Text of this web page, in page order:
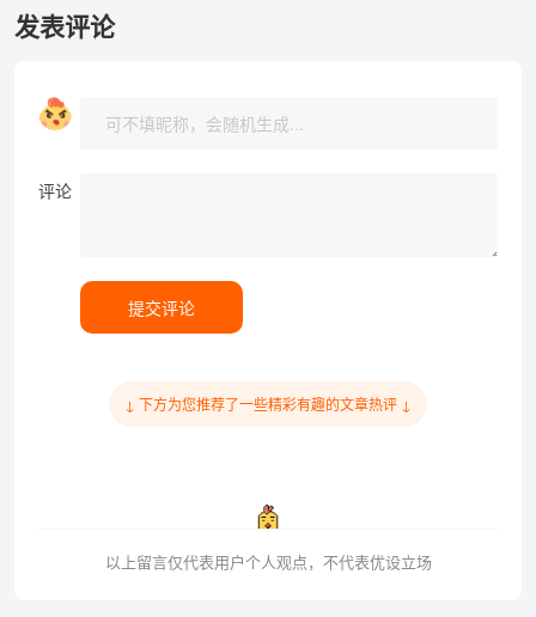
发表评论
评论
提交评论
↓ 下方为您推荐了一些精彩有趣的文章热评 ↓
以上留言仅代表用户个人观点，不代表优设立场